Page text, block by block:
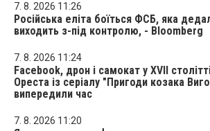
7. 8. 2026 11:26
Російська еліта боїться ФСБ, яка
виходить з-під контролю, - Bloomberg
7. 8. 2026 11:24
Facebook, дрон і самокат у XVII
Ореста із серіалу "Пригоди козака
випередили час
7. 8. 2026 11:20